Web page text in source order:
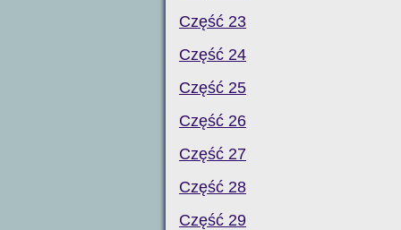
Część 23
Część 24
Część 25
Część 26
Część 27
Część 28
Część 29